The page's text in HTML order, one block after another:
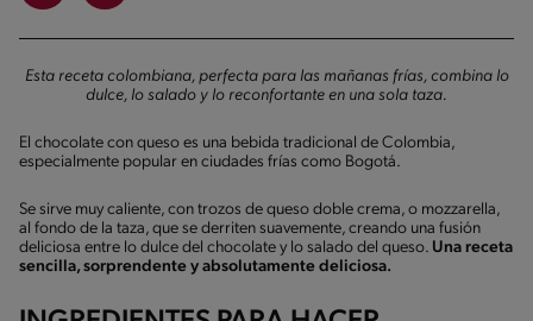
Esta receta colombiana, perfecta para las mañanas frías, combina lo
dulce, lo salado y lo reconfortante en una sola taza.
El chocolate con queso es una bebida tradicional de Colombia,
especialmente popular en ciudades frías como Bogotá.
Se sirve muy caliente, con trozos de queso doble crema, o mozzarella,
al fondo de la taza, que se derriten suavemente, creando una fusión
deliciosa entre lo dulce del chocolate y lo salado del queso. Una receta
sencilla, sorprendente y absolutamente deliciosa.